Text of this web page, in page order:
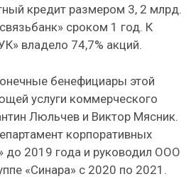
кредит размером 3, 2 млрд.
сроком 1 год. К
владело 74,7% акций.
бенефициары этой
услуги коммерческого
Люльчев и Виктор Мясник.
корпоративных
2019 года и руководил ООО
«Синара» с 2020 по 2021.